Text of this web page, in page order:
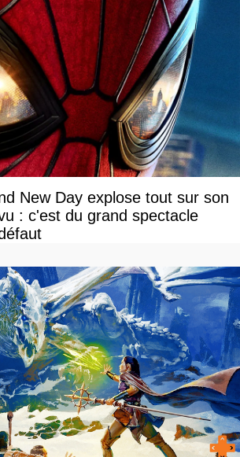
New Day explose tout sur son
: c'est du grand spectacle